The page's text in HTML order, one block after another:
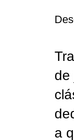
de
a